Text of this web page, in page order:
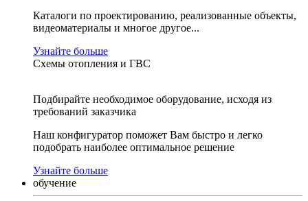
Каталоги по проектированию, реализованные объекты,
видеоматериалы и многое другое...
Узнайте больше
Схемы отопления и ГВС
Подбирайте необходимое оборудование, исходя из
требований заказчика
Наш конфигуратор поможет Вам быстро и легко
подобрать наиболее оптимальное решение
Узнайте больше
обучение